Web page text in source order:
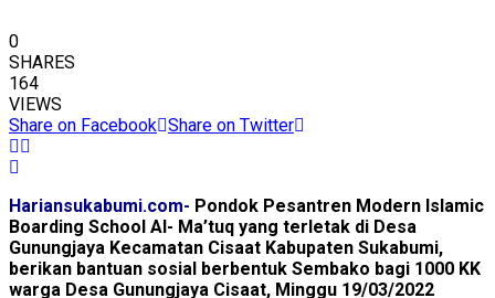
0
SHARES
164
VIEWS
Share on Facebook Share on Twitter
Hariansukabumi.com- Pondok Pesantren Modern Islamic
Boarding School Al- Ma’tuq yang terletak di Desa
Gunungjaya Kecamatan Cisaat Kabupaten Sukabumi,
berikan bantuan sosial berbentuk Sembako bagi 1000 KK
warga Desa Gunungjaya Cisaat, Minggu 19/03/2022